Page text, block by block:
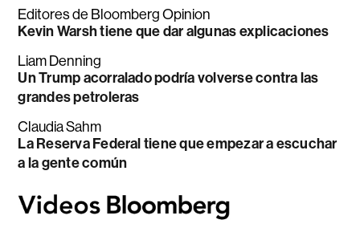
Editores de Bloomberg Opinion
Kevin Warsh tiene que dar algunas explicaciones
Liam Denning
Un Trump acorralado podría volverse contra las
grandes petroleras
Claudia Sahm
La Reserva Federal tiene que empezar a escuchar
a la gente común